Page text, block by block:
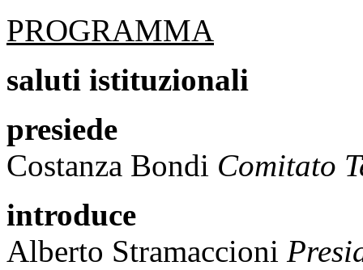
PROGRAMMA
saluti istituzionali
presiede
Costanza Bondi Comitato
introduce
Alberto Stramaccioni